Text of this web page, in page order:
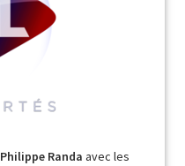
Philippe Randa avec les